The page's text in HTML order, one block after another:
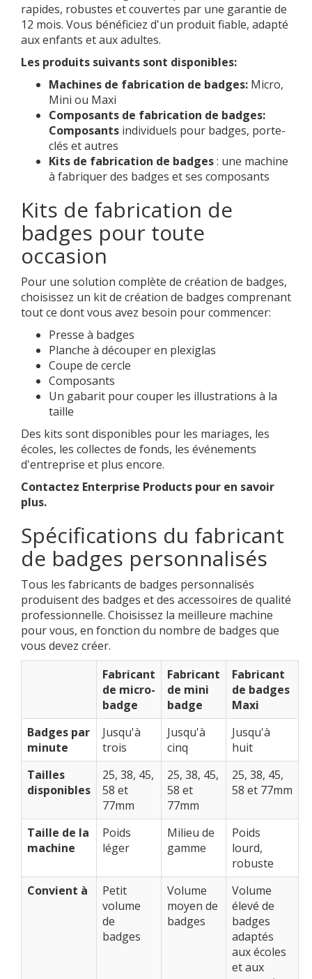
rapides, robustes et couvertes par une garantie de
12 mois. Vous bénéficiez d'un produit fiable, adapté
aux enfants et aux adultes.
Les produits suivants sont disponibles:
Machines de fabrication de badges: Micro,
Mini ou Maxi
Composants de fabrication de badges:
Composants individuels pour badges, porte-
clés et autres
Kits de fabrication de badges: une machine
à fabriquer des badges et ses composants
Kits de fabrication de
badges pour toute
occasion
Pour une solution complète de création de badges,
choisissez un kit de création de badges comprenant
tout ce dont vous avez besoin pour commencer:
Presse à badges
Planche à découper en plexiglas
Coupe de cercle
Composants
Un gabarit pour couper les illustrations à la
taille
Des kits sont disponibles pour les mariages, les
écoles, les collectes de fonds, les événements
d'entreprise et plus encore.
Contactez Enterprise Products pour en savoir
plus.
Spécifications du fabricant
de badges personnalisés
Tous les fabricants de badges personnalisés
produisent des badges et des accessoires de qualité
professionnelle. Choisissez la meilleure machine
pour vous, en fonction du nombre de badges que
vous devez créer.
Fabricant
de micro-
badge
Fabricant
de mini
badge
Fabricant
de badges
Maxi
Badges par
minute
Jusqu'à
trois
Jusqu'à
cinq
Jusqu'à
huit
Tailles
disponibles
25, 38, 45,
58 et
77mm
25, 38, 45,
58 et
77mm
25, 38, 45,
58 et 77mm
Taille de la
machine
Poids
léger
Milieu de
gamme
Poids
lourd,
robuste
Convient à
Petit
volume
de
badges
Volume
moyen de
badges
Volume
élevé de
badges
adaptés
aux écoles
et aux